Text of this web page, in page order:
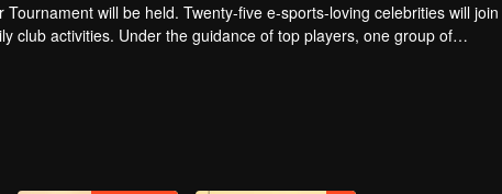
will be held. Twenty-five e-sports-loving celebrities will join
club activities. Under the guidance of top players, one group of